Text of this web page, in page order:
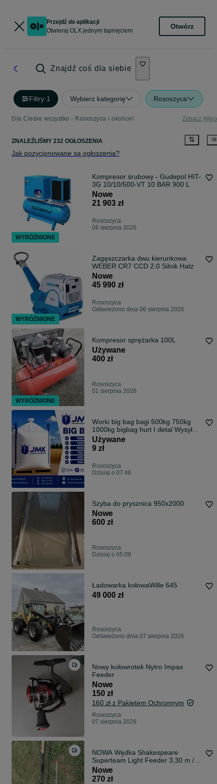
Przejdź do aplikacji
Otwieraj OLX jednym tapnięciem
Otwórz
Znajdź coś dla siebie
Filtry·1 Wybierz kategorię Rososzyca
Dla Ciebie wszystko - Rososzyca i okolice! Zobacz
ZNALEŹLIŚMY 232 OGŁOSZENIA
Jak pozycjonowane są ogłoszenia?
Kompresor śrubowy - Gudepol HIT-
3G 10/10/500-VT 10 BAR 900 L
Nowe
21 903 zł
Rososzyca
06 sierpnia 2026
Zagęszczarka dwu kierunkowa
WEBER CR7 CCD 2.0 Silnik Hatz
Nowe
45 990 zł
Rososzyca
Odświeżono dnia 06 sierpnia 2026
Kompresor sprężarka 100L
Używane
400 zł
Rososzyca
01 sierpnia 2026
Worki big bag bagi 500kg 750kg
1000kg bigbag hurt I detal Wysyłka
cała Polska
Używane
9 zł
Rososzyca
Dzisiaj o 07:46
Szyba do prysznica 950x2000
Nowe
600 zł
Rososzyca
Dzisiaj o 05:08
Ładowarka kołowaWille 645
49 000 zł
Rososzyca
Odświeżono dnia 07 sierpnia 2026
Nowy kołowrotek Nytro Impax
Feeder
Nowe
150 zł
160 zł z Pakietem Ochronnym
Rososzyca
07 sierpnia 2026
NOWA Wędka Shakespeare
Superteam Light Feeder 3,30 m /
45 g
Nowe
270 zł
WYRÓŻNIONE
WYRÓŻNIONE
WYRÓŻNIONE